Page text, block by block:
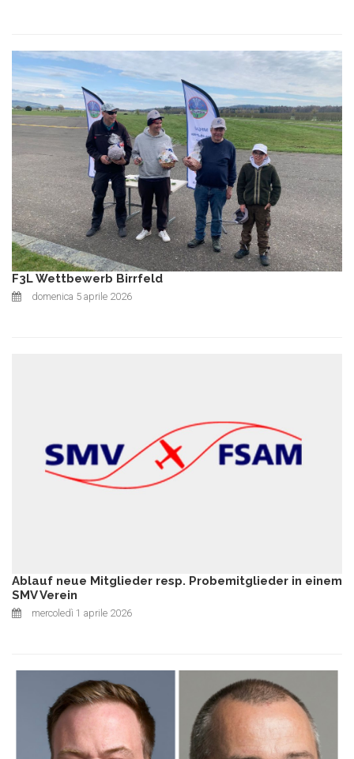
F3L Wettbewerb Birrfeld
domenica 5 aprile 2026
Ablauf neue Mitglieder resp. Probemitglieder in einem
SMV Verein
mercoledì 1 aprile 2026